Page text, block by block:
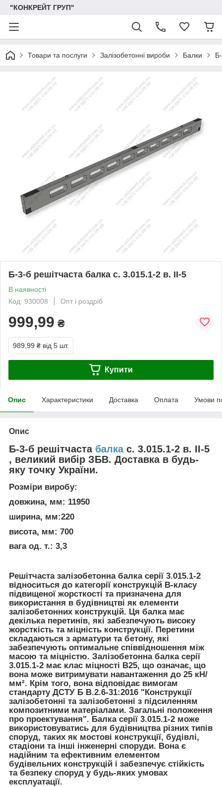
"КОНКРЕЙТ ГРУП"
Товари та послуги Залізобетонні вироби Балки
Б-3-б решітчаста балка с. 3.015.1-2 в. II-5
В наявності
Код: 930008
Опт і роздріб
999,99 ₴
989,99 ₴ від 5 шт.
Купити
Опис Характеристики Доставка Оплата Умови
Опис
Б-3-б решітчаста балкас. 3.015.1-2 в. II-5
, великий вибір ЗБВ. Доставка в будь-
яку точку України.
Розміри виробу:
довжина, мм: 11950
ширина, мм:220
висота, мм: 700
вага од. т.: 3,3
Решітчаста залізобетонна балка серії 3.015.1-2
відноситься до категорії конструкцій В-класу
підвищеної жорсткості та призначена для
використання в будівництві як елементи
залізобетонних конструкцій. Ця балка має
декілька перетинів, які забезпечують високу
жорсткість та міцність конструкції. Перетини
складаються з арматури та бетону, які
забезпечують оптимальне співвідношення між
масою та міцністю. Залізобетонна балка серії
3.015.1-2 має клас міцності В25, що означає, що
вона може витримувати навантаження до 25 кН/
мм². Крім того, вона відповідає вимогам
стандарту ДСТУ Б В.2.6-31:2016 "Конструкції
залізобетонні та залізобетонні з підсиленням
композитними матеріалами. Загальні положення
про проектування". Балка серії 3.015.1-2 може
використовуватись для будівництва різних типів
споруд, таких як мостові конструкції, будівлі,
стадіони та інші інженерні споруди. Вона є
надійним та ефективним елементом
будівельних конструкцій і забезпечує стійкість
та безпеку споруд у будь-яких умовах
експлуатації.